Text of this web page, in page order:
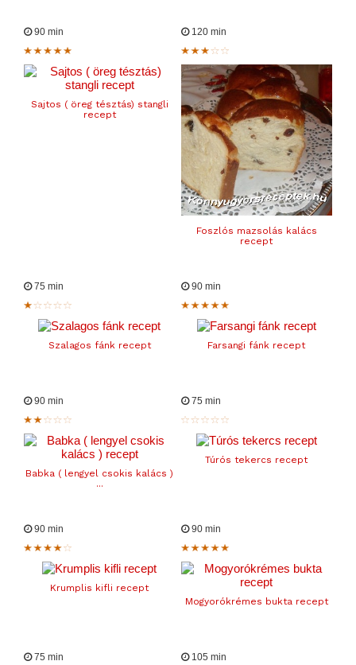
90 min
Sajtos ( öreg tésztás) stangli
recept
120 min
Foszlós mazsolás kalács
recept
75 min
Szalagos fánk recept
90 min
Farsangi fánk recept
90 min
Babka ( lengyel csokis kalács )
...
75 min
Túrós tekercs recept
90 min
Krumplis kifli recept
90 min
Mogyorókrémes bukta recept
75 min 105 min